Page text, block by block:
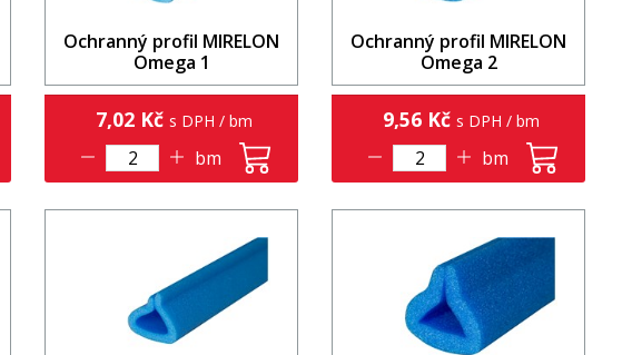
Ochranný profil MIRELON
Omega 1
7,02 Kč s DPH / bm
bm
Ochranný profil MIRELON
Omega 2
9,56 Kč s DPH / bm
bm